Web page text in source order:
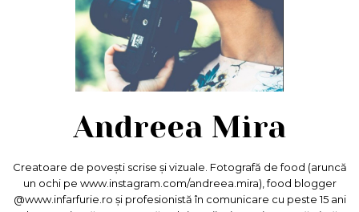
Andreea Mira
Creatoare de povești scrise și vizuale. Fotografă de food (aruncă
un ochi pe www.instagram.com/andreea.mira), food blogger
@www.infarfurie.ro și profesionistă în comunicare cu peste 15 ani